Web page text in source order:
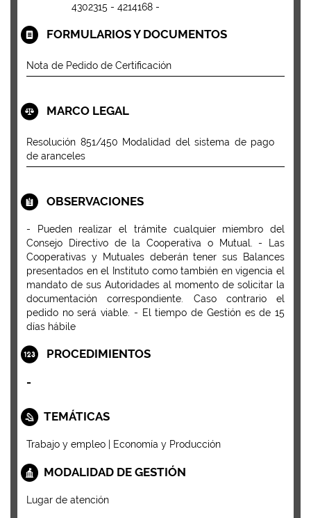
4302315 - 4214168 -
FORMULARIOS Y DOCUMENTOS
Nota de Pedido de Certificación
MARCO LEGAL
Resolución 851/450 Modalidad del sistema de pago
de aranceles
OBSERVACIONES
- Pueden realizar el trámite cualquier miembro del
Consejo Directivo de la Cooperativa o Mutual. - Las
Cooperativas y Mutuales deberán tener sus Balances
presentados en el Instituto como también en vigencia el
mandato de sus Autoridades al momento de solicitar la
documentación correspondiente. Caso contrario el
pedido no será viable. - El tiempo de Gestión es de 15
días hábile
PROCEDIMIENTOS
-
TEMÁTICAS
Trabajo y empleo | Economía y Producción
MODALIDAD DE GESTIÓN
Lugar de atención